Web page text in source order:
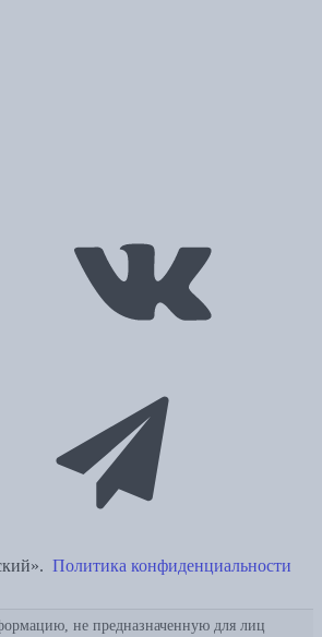
Политика конфиденциальности
не предназначенную для лиц